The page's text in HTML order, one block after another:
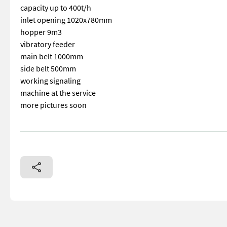
capacity up to 400t/h
inlet opening 1020x780mm
hopper 9m3
vibratory feeder
main belt 1000mm
side belt 500mm
working signaling
machine at the service
more pictures soon
== More details (EN) == Machine correctness: Correct